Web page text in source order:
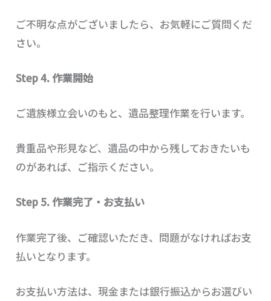
ご不明な点がございましたら、お気軽にご質問くだ
さい。
Step 4. 作業開始
ご遺族様立会いのもと、遺品整理作業を行います。
貴重品や形見など、遺品の中から残しておきたいも
のがあれば、ご指示ください。
Step 5. 作業完了・お支払い
作業完了後、ご確認いただき、問題がなければお支
払いとなります。
お支払い方法は、現金または銀行振込からお選びい